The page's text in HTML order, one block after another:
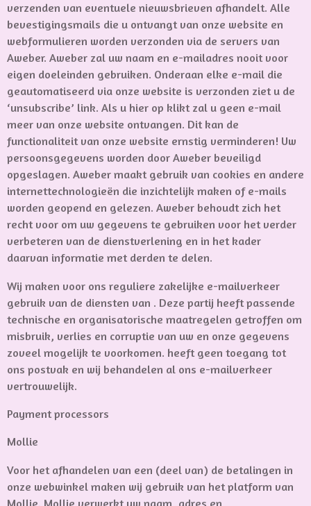
verzenden van eventuele nieuwsbrieven afhandelt. Alle
bevestigingsmails die u ontvangt van onze website en
webformulieren worden verzonden via de servers van
Aweber. Aweber zal uw naam en e-mailadres nooit voor
eigen doeleinden gebruiken. Onderaan elke e-mail die
geautomatiseerd via onze website is verzonden ziet u de
‘unsubscribe’ link. Als u hier op klikt zal u geen e-mail
meer van onze website ontvangen. Dit kan de
functionaliteit van onze website ernstig verminderen! Uw
persoonsgegevens worden door Aweber beveiligd
opgeslagen. Aweber maakt gebruik van cookies en andere
internettechnologieën die inzichtelijk maken of e-mails
worden geopend en gelezen. Aweber behoudt zich het
recht voor om uw gegevens te gebruiken voor het verder
verbeteren van de dienstverlening en in het kader
daarvan informatie met derden te delen.
Wij maken voor ons reguliere zakelijke e-mailverkeer
gebruik van de diensten van . Deze partij heeft passende
technische en organisatorische maatregelen getroffen om
misbruik, verlies en corruptie van uw en onze gegevens
zoveel mogelijk te voorkomen. heeft geen toegang tot
ons postvak en wij behandelen al ons e-mailverkeer
vertrouwelijk.
Payment processors
Mollie
Voor het afhandelen van een (deel van) de betalingen in
onze webwinkel maken wij gebruik van het platform van
Mollie. Mollie verwerkt uw naam, adres en